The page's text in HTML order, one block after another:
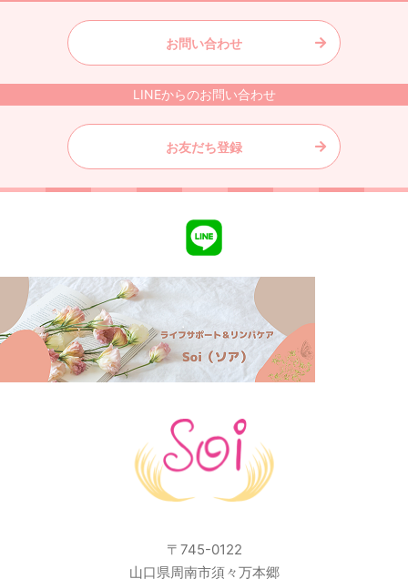
お問い合わせ
LINEからのお問い合わせ
お友だち登録
〒745-0122
山口県周南市須々万本郷